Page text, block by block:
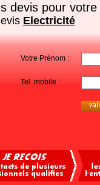
devis pour votre
Electricité
Votre Prénom :
Tel. mobile :